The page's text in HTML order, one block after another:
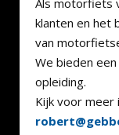
Als motorfiets
klanten en het
van
We bieden
opleiding.
Kijk voor